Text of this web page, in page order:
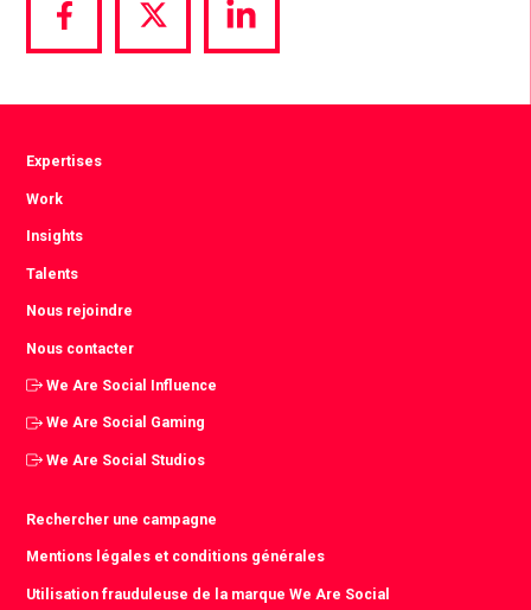
Share
via
Share
via
Share
via
Expertises
Work
Insights
Talents
Nous rejoindre
Nous contacter
We Are Social Influence
We Are Social Gaming
We Are Social Studios
Rechercher une campagne
Mentions légales et conditions générales
Utilisation frauduleuse de la marque We Are Social